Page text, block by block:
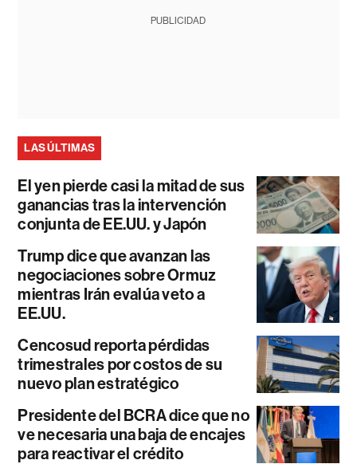
PUBLICIDAD
LAS ÚLTIMAS
El yen pierde casi la mitad de sus
ganancias tras la intervención
conjunta de EE.UU. y Japón
Trump dice que avanzan las
negociaciones sobre Ormuz
mientras Irán evalúa veto a
EE.UU.
Cencosud reporta pérdidas
trimestrales por costos de su
nuevo plan estratégico
Presidente del BCRA dice que no
ve necesaria una baja de encajes
para reactivar el crédito